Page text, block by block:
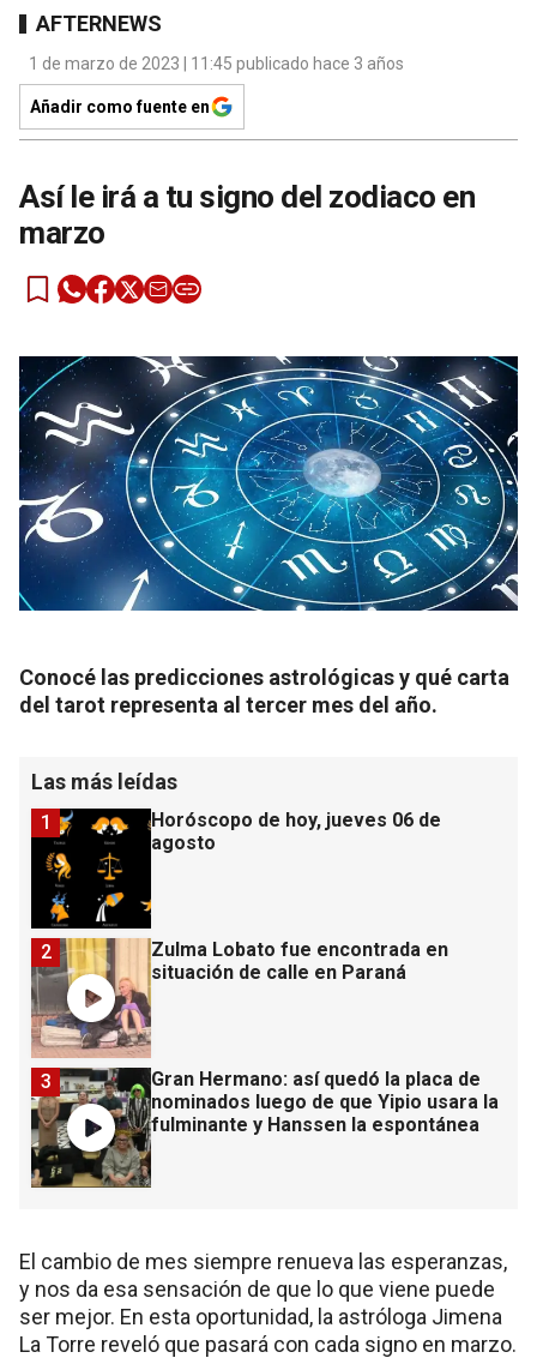
AFTERNEWS
1 de marzo de 2023 | 11:45 publicado hace 3 años
Añadir como fuente en
Así le irá a tu signo del zodiaco en
marzo
Conocé las predicciones astrológicas y qué carta
del tarot representa al tercer mes del año.
Las más leídas
Horóscopo de hoy, jueves 06 de
agosto
1
Zulma Lobato fue encontrada en
situación de calle en Paraná
2
Gran Hermano: así quedó la placa de
nominados luego de que Yipio usara la
fulminante y Hanssen la espontánea
3
El cambio de mes siempre renueva las esperanzas,
y nos da esa sensación de que lo que viene puede
ser mejor. En esta oportunidad, la astróloga Jimena
La Torre reveló que pasará con cada signo en marzo.